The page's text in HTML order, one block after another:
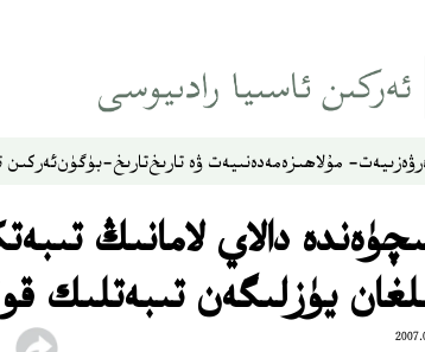
ۋەزىيەت- مۇلاھىزەمەدەنىيەت ۋە تارىختارىخ-بۈگۈنئەركىن
دالاي لامانىڭ
يۈزلىگەن تىبەتلىك